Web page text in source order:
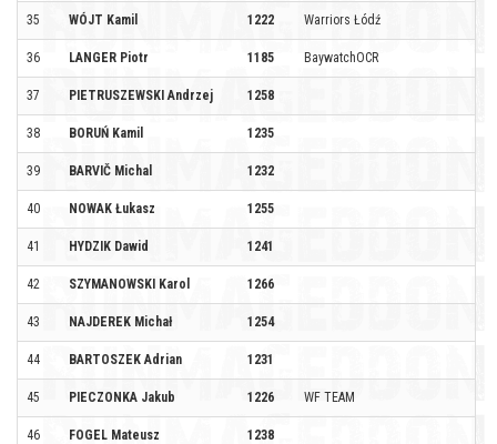
35 WÓJT Kamil 1222 Warriors Łódź
36 LANGER Piotr 1185 BaywatchOCR
37 PIETRUSZEWSKI Andrzej 1258
38 BORUŃ Kamil 1235
39 BARVIČ Michal 1232
40 NOWAK Łukasz 1255
41 HYDZIK Dawid 1241
42 SZYMANOWSKI Karol 1266
43 NAJDEREK Michał 1254
44 BARTOSZEK Adrian 1231
45 PIECZONKA Jakub 1226 WF TEAM
46 FOGEL Mateusz 1238